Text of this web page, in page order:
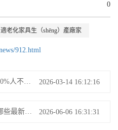
0
適老化家具生（shēng）產廠家
912.html
適老家具避坑指南：90%人不知道的7個“偽安全”設計陷阱 2026-03-14 16:12:16
適老化家具的選購有哪些最新的趨勢？ 2026-06-06 16:31:31